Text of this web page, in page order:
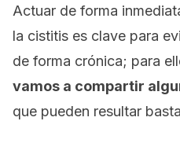
Actuar de forma
la cistitis es clave para
de forma crónica; para
vamos a compartir
que pueden resultar